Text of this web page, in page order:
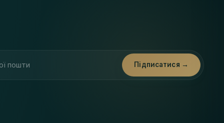
Підписатися →